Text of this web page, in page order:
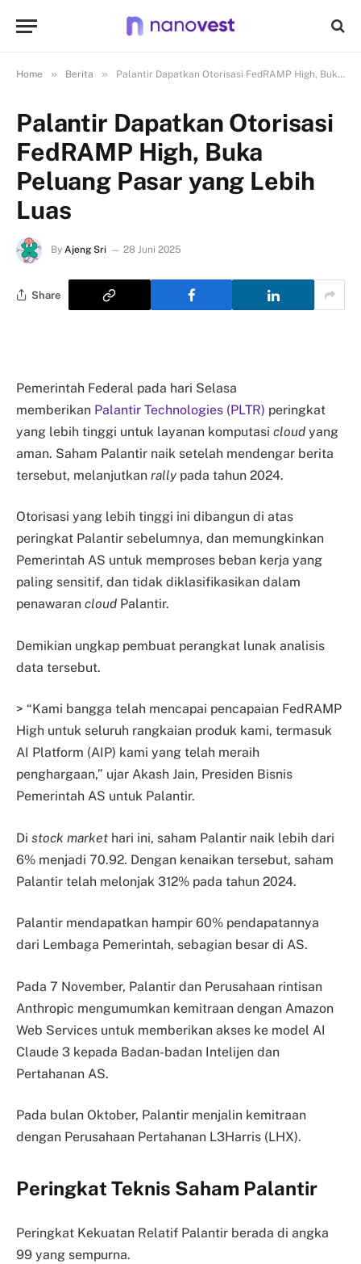
Home » Berita » Palantir Dapatkan Otorisasi FedRAMP High, Buka Peluang Pasar yang Lebih Luas
Palantir Dapatkan Otorisasi
FedRAMP High, Buka
Peluang Pasar yang Lebih
Luas
By Ajeng Sri 28 Juni 2025
Share
Pemerintah Federal pada hari Selasa
memberikan Palantir Technologies (PLTR) peringkat
yang lebih tinggi untuk layanan komputasi cloud yang
aman. Saham Palantir naik setelah mendengar berita
tersebut, melanjutkan rally pada tahun 2024.
Otorisasi yang lebih tinggi ini dibangun di atas
peringkat Palantir sebelumnya, dan memungkinkan
Pemerintah AS untuk memproses beban kerja yang
paling sensitif, dan tidak diklasifikasikan dalam
penawaran cloud Palantir.
Demikian ungkap pembuat perangkat lunak analisis
data tersebut.
> “Kami bangga telah mencapai pencapaian FedRAMP
High untuk seluruh rangkaian produk kami, termasuk
AI Platform (AIP) kami yang telah meraih
penghargaan,” ujar Akash Jain, Presiden Bisnis
Pemerintah AS untuk Palantir.
Di stock market hari ini, saham Palantir naik lebih dari
6% menjadi 70.92. Dengan kenaikan tersebut, saham
Palantir telah melonjak 312% pada tahun 2024.
Palantir mendapatkan hampir 60% pendapatannya
dari Lembaga Pemerintah, sebagian besar di AS.
Pada 7 November, Palantir dan Perusahaan rintisan
Anthropic mengumumkan kemitraan dengan Amazon
Web Services untuk memberikan akses ke model AI
Claude 3 kepada Badan-badan Intelijen dan
Pertahanan AS.
Pada bulan Oktober, Palantir menjalin kemitraan
dengan Perusahaan Pertahanan L3Harris (LHX).
Peringkat Teknis Saham Palantir
Peringkat Kekuatan Relatif Palantir berada di angka
99 yang sempurna.